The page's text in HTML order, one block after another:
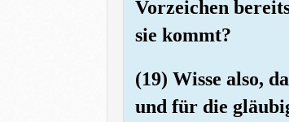
Vorzeichen
sie kommt?
(19) Wisse also,
und für die